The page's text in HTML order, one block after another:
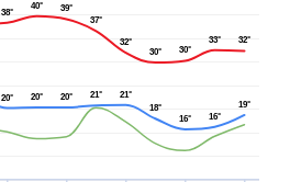
38°
40°
39°
37°
32°
30°
30°
33° 32°
20°
20° 20° 21°
21°
18°
16°
16°
19°